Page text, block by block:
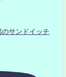
サンドイッチ